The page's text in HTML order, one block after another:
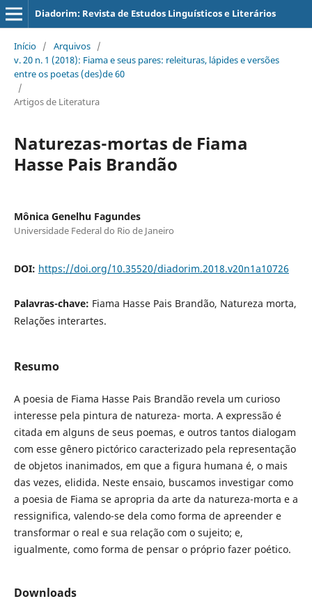
Diadorim: Revista de Estudos Linguísticos e Literários
Início / Arquivos /
v. 20 n. 1 (2018): Fiama e seus pares: releituras, lápides e versões
entre os poetas (des)de 60
/
Artigos de Literatura
Naturezas-mortas de Fiama
Hasse Pais Brandão
Mônica Genelhu Fagundes
Universidade Federal do Rio de Janeiro
DOI: https://doi.org/10.35520/diadorim.2018.v20n1a10726
Palavras-chave: Fiama Hasse Pais Brandão, Natureza morta,
Relações interartes.
Resumo
A poesia de Fiama Hasse Pais Brandão revela um curioso
interesse pela pintura de natureza- morta. A expressão é
citada em alguns de seus poemas, e outros tantos dialogam
com esse gênero pictórico caracterizado pela representação
de objetos inanimados, em que a figura humana é, o mais
das vezes, elidida. Neste ensaio, buscamos investigar como
a poesia de Fiama se apropria da arte da natureza-morta e a
ressignifica, valendo-se dela como forma de apreender e
transformar o real e sua relação com o sujeito; e,
igualmente, como forma de pensar o próprio fazer poético.
Downloads